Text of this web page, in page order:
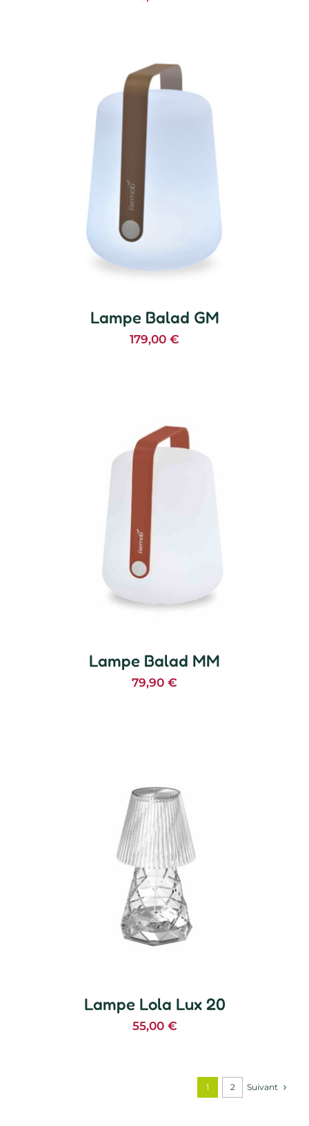
Lampe Balad GM
179,00 €
Lampe Balad MM
79,90 €
Lampe Lola Lux 20
55,00 €
1 2 Suivant